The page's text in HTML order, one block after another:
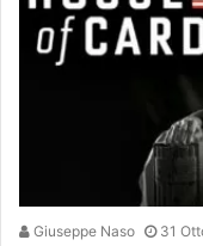
Giuseppe Naso 31